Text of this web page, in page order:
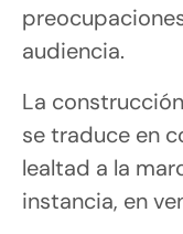
audiencia.
La
se traduce en
lealtad a la
instancia, en